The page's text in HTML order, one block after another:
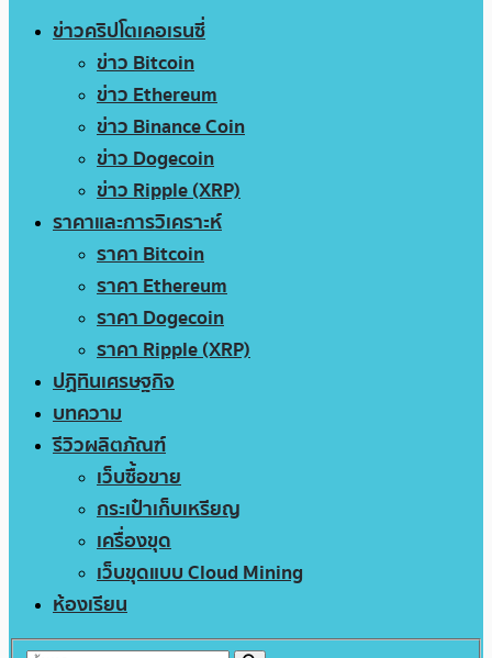
ข่าวคริปโตเคอเรนซี่
ข่าว Bitcoin
ข่าว Ethereum
ข่าว Binance Coin
ข่าว Dogecoin
ข่าว Ripple (XRP)
ราคาและการวิเคราะห์
ราคา Bitcoin
ราคา Ethereum
ราคา Dogecoin
ราคา Ripple (XRP)
ปฏิทินเศรษฐกิจ
บทความ
รีวิวผลิตภัณฑ์
เว็บซื้อขาย
กระเป๋าเก็บเหรียญ
เครื่องขุด
เว็บขุดแบบ Cloud Mining
ห้องเรียน